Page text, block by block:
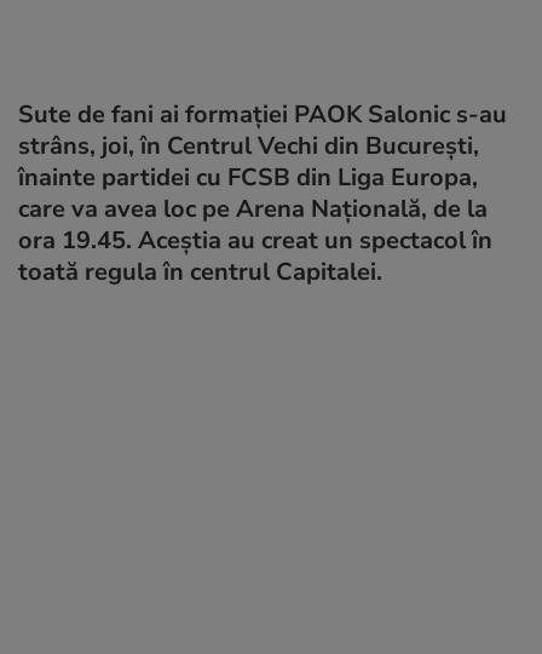
Sute de fani ai formației PAOK Salonic s-au
strâns, joi, în Centrul Vechi din București,
înainte partidei cu FCSB din Liga Europa,
care va avea loc pe Arena Națională, de la
ora 19.45. Aceștia au creat un spectacol în
toată regula în centrul Capitalei.